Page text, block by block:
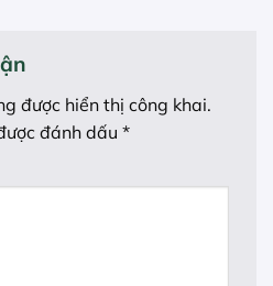
được hiển thị công khai.
đánh dấu *